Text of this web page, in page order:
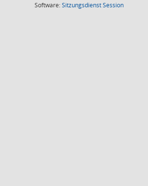
Software:SitzungsdienstSession(Wird in